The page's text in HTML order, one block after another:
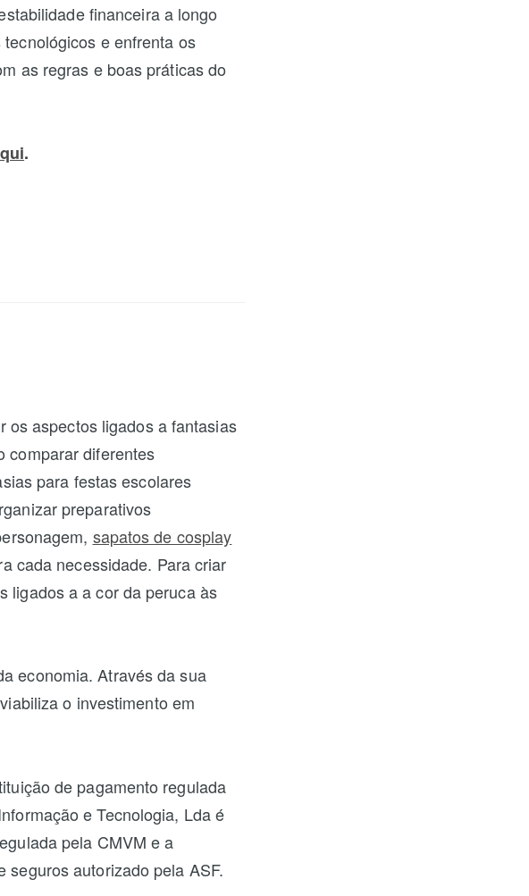
financeira a longo
e enfrenta os
as regras e boas práticas do
.
os aspectos ligados a fantasias
comparar diferentes
para festas escolares
preparativos
sapatos de cosplay
cada necessidade. Para criar
ligados a a cor da peruca às
economia. Através da sua
o investimento em
de pagamento regulada
e Tecnologia, Lda é
pela CMVM e a
seguros autorizado pela ASF.